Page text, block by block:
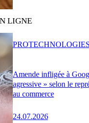
LIGNE
Amende infligée à
agressive » selon le
au commerce
24.07.2026
PROTECHNOLOGIES